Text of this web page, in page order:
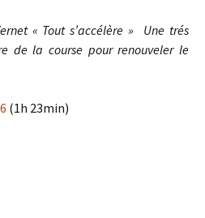
« Tout s’accélère »
Une trés
de la course pour renouveler le
(1h 23min)